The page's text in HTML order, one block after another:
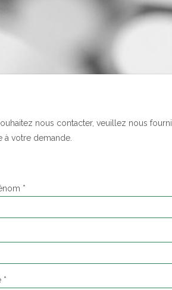
nous contacter, veuillez nous
à votre demande.
*
*